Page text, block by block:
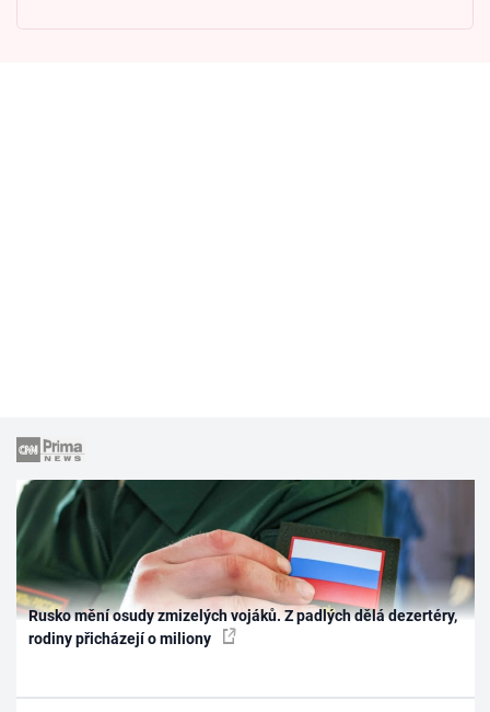
Rusko mění osudy zmizelých vojáků. Z padlých dělá dezertéry,
rodiny přicházejí o miliony